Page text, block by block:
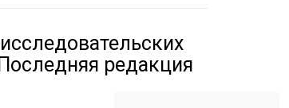
редакция